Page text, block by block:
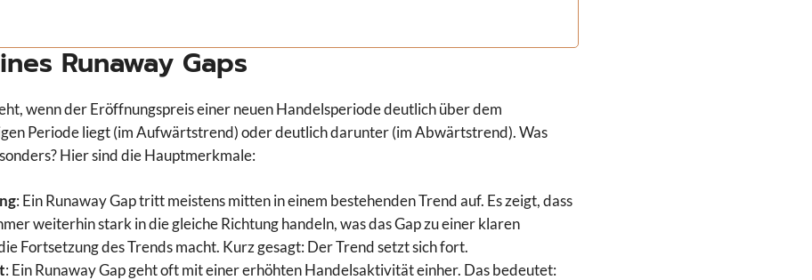
Runaway Gaps
wenn der Eröffnungspreis einer neuen Handelsperiode deutlich über dem
Periode liegt (im Aufwärtstrend) oder deutlich darunter (im Abwärtstrend). Was
Hier sind die Hauptmerkmale:
: Ein Runaway Gap tritt meistens mitten in einem bestehenden Trend auf. Es zeigt, dass
weiterhin stark in die gleiche Richtung handeln, was das Gap zu einer klaren
Fortsetzung des Trends macht. Kurz gesagt: Der Trend setzt sich fort.
: Ein Runaway Gap geht oft mit einer erhöhten Handelsaktivität einher. Das bedeutet: